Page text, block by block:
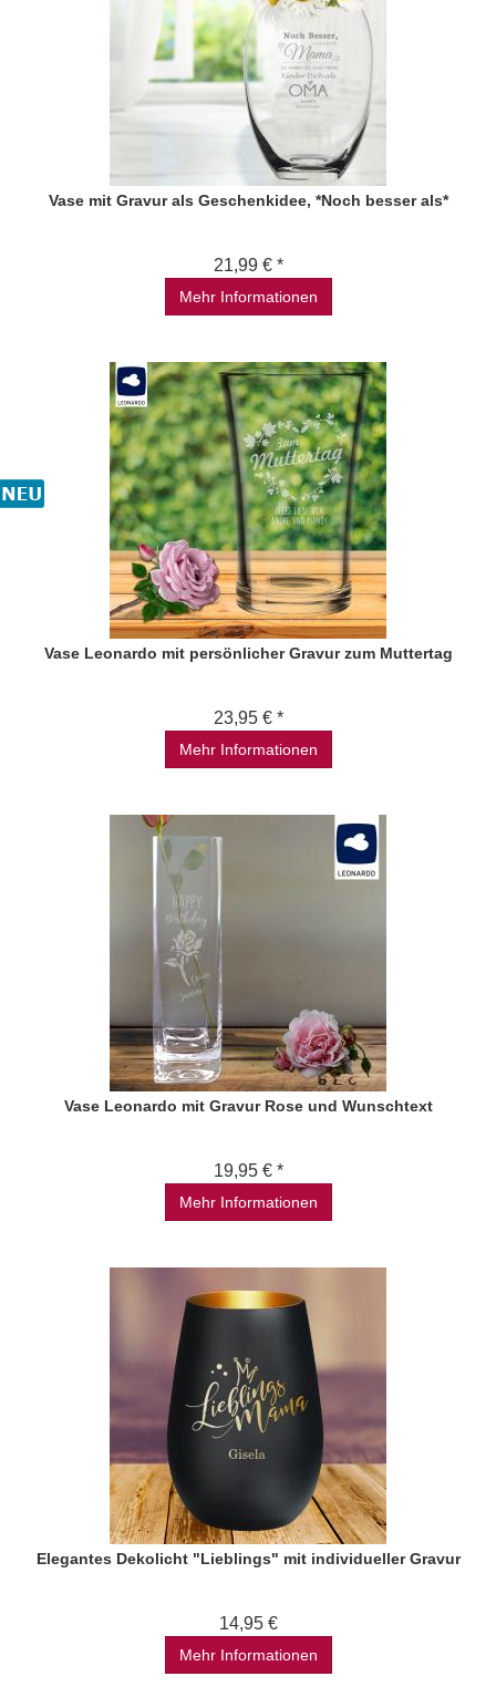
Vase mit Gravur als Geschenkidee, *Noch besser als*
21,99 € *
Mehr Informationen
Vase Leonardo mit persönlicher Gravur zum Muttertag
23,95 € *
Mehr Informationen
Vase Leonardo mit Gravur Rose und Wunschtext
19,95 € *
Mehr Informationen
Elegantes Dekolicht "Lieblings" mit individueller Gravur
14,95 €
Mehr Informationen